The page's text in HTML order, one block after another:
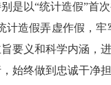
是以“统计造假”首
造假弄虚作假，
要义和科学内涵，
始终做到忠诚干净